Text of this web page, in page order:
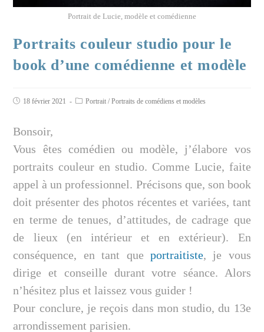
Portrait de Lucie, modèle et comédienne
Portraits couleur studio pour le
book d’une comédienne et modèle
18 février 2021 Portrait /Portraits de comédiens et modèles
Bonsoir,
Vous êtes comédien ou modèle, j’élabore vos
portraits couleur en studio. Comme Lucie, faite
appel à un professionnel. Précisons que, son book
doit présenter des photos récentes et variées, tant
en terme de tenues, d’attitudes, de cadrage que
de lieux (en intérieur et en extérieur). En
conséquence, en tant que portraitiste, je vous
dirige et conseille durant votre séance. Alors
n’hésitez plus et laissez vous guider !
Pour conclure, je reçois dans mon studio, du 13e
arrondissement parisien.